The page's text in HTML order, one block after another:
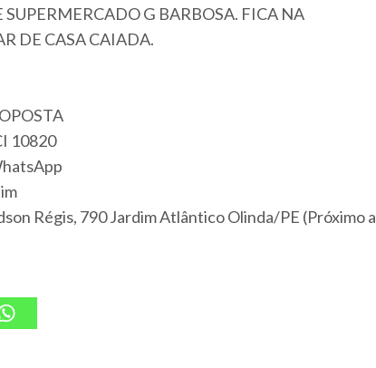
G BARBOSA. FICA NA
DE CASA CAIADA.
10820
Régis, 790 Jardim Atlântico Olinda/PE (Próximo a